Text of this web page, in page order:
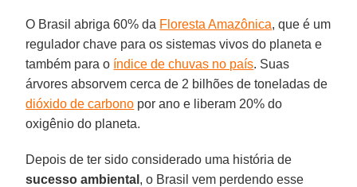
O Brasil abriga 60% da Floresta Amazônica, que é um
regulador chave para os sistemas vivos do planeta e
também para o índice de chuvas no país. Suas
árvores absorvem cerca de 2 bilhões de toneladas de
dióxido de carbono por ano e liberam 20% do
oxigênio do planeta.
Depois de ter sido considerado uma história de
sucesso ambiental , o Brasil vem perdendo esse